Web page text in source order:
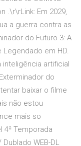
.\r\rLink: Em 2029,
a guerra contra as
do Futuro 3: A
Legendado em HD.
artificial
do
baixar o filme
não estou
mais so
4ª Temporada
WEB-DL